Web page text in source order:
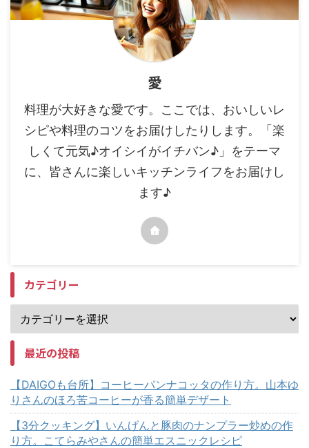
愛
料理が大好きな愛です。ここでは、おいしいレ
シピや料理のコツをお届けしたりします。「楽
しくて元気♪オイシイがイチバン♪」をテーマ
に、皆さんに楽しいキッチンライフをお届けし
ます♪
カテゴリー
最近の投稿
【DAIGOも台所】コーヒーパンナコッタの作り方。山本ゆ
りさんのほろ苦コーヒーが香る簡単デザート
【3分クッキング】いんげんと豚肉のナンプラー炒めの作
り方。こてらみやさんの簡単エスニックレシピ